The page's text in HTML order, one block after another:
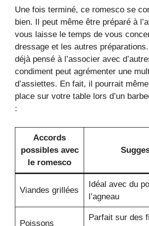
Une fois terminé, ce romesco se
bien. Il peut même être préparé à
vous laisse le temps de vous
dressage et les autres
déjà pensé à l’associer avec
condiment peut agrémenter une
d’assiettes. En fait, il pourrait
place sur votre table lors d’un
:
Accords
possibles avec
le romesco
Viandes grillées
Idéal avec du
l’agneau
Poissons
Parfait sur des